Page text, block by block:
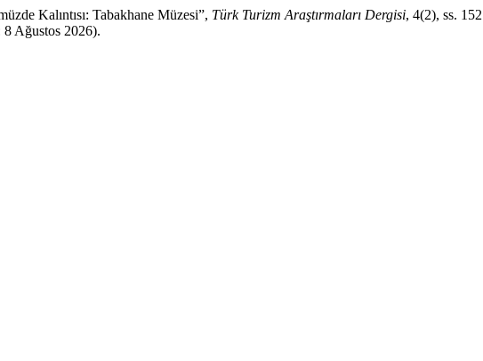
Kalıntısı: Tabakhane Müzesi”, Türk Turizm Araştırmaları Dergisi, 4(2), ss.
Ağustos 2026).